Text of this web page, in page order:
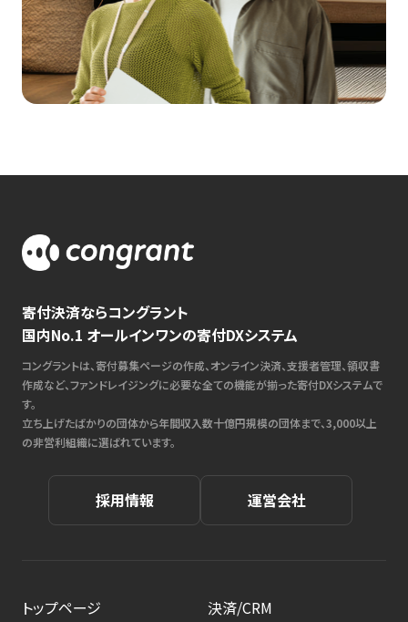
寄付決済ならコングラント
国内No.1 オールインワンの寄付DXシステム
コングラントは、寄付募集ページの作成、オンライン決済、支援者管理、領収書
作成など、ファンドレイジングに必要な全ての機能が揃った寄付DXシステムで
す。
立ち上げたばかりの団体から年間収入数十億円規模の団体まで、3,000以上
の非営利組織に選ばれています。
採用情報 運営会社
トップページ
決済/CRM